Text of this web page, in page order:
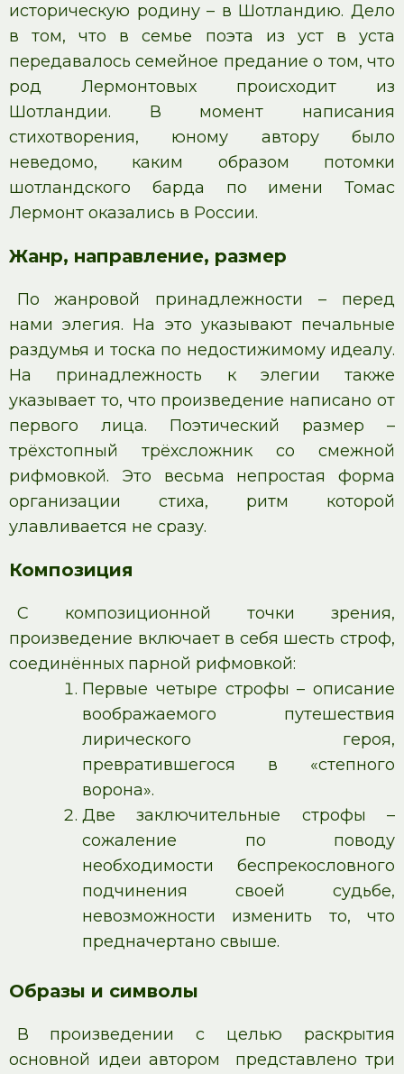
историческую родину – в Шотландию. Дело
в том, что в семье поэта из уст в уста
передавалось семейное предание о том, что
род Лермонтовых происходит из
Шотландии. В момент написания
стихотворения, юному автору было
неведомо, каким образом потомки
шотландского барда по имени Томас
Лермонт оказались в России.
Жанр, направление, размер
По жанровой принадлежности – перед
нами элегия. На это указывают печальные
раздумья и тоска по недостижимому идеалу.
На принадлежность к элегии также
указывает то, что произведение написано от
первого лица. Поэтический размер –
трёхстопный трёхсложник со смежной
рифмовкой. Это весьма непростая форма
организации стиха, ритм которой
улавливается не сразу.
Композиция
С композиционной точки зрения,
произведение включает в себя шесть строф,
соединённых парной рифмовкой:
Первые четыре строфы – описание
воображаемого путешествия
лирического героя,
превратившегося в «степного
ворона».
Две заключительные строфы –
сожаление по поводу
необходимости беспрекословного
подчинения своей судьбе,
невозможности изменить то, что
предначертано свыше.
Образы и символы
В произведении с целью раскрытия
основной идеи автором представлено три